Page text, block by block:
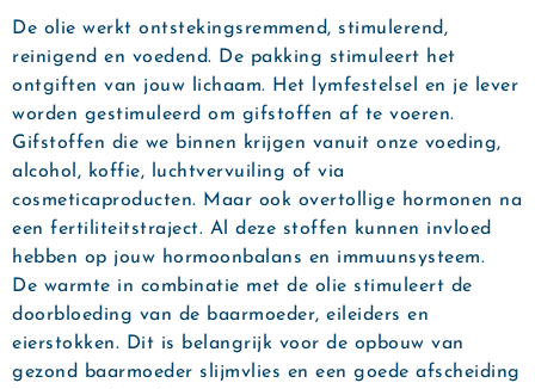
De olie werkt ontstekingsremmend, stimulerend,
reinigend en voedend. De pakking stimuleert het
ontgiften van jouw lichaam. Het lymfestelsel en je lever
worden gestimuleerd om gifstoffen af te voeren.
Gifstoffen die we binnen krijgen vanuit onze voeding,
alcohol, koffie, luchtvervuiling of via
cosmeticaproducten. Maar ook overtollige hormonen na
een fertiliteitstraject. Al deze stoffen kunnen invloed
hebben op jouw hormoonbalans en immuunsysteem.
De warmte in combinatie met de olie stimuleert de
doorbloeding van de baarmoeder, eileiders en
eierstokken. Dit is belangrijk voor de opbouw van
gezond baarmoeder slijmvlies en een goede afscheiding